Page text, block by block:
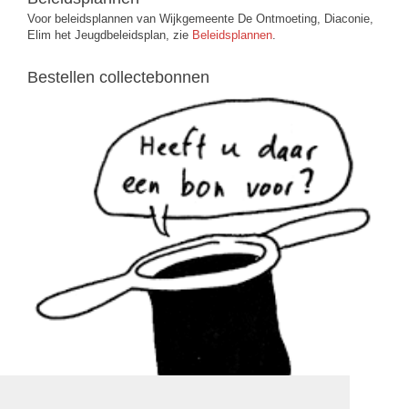
Voor beleidsplannen van Wijkgemeente De Ontmoeting, Diaconie,
Elim het Jeugdbeleidsplan, zie Beleidsplannen.
Bestellen collectebonnen